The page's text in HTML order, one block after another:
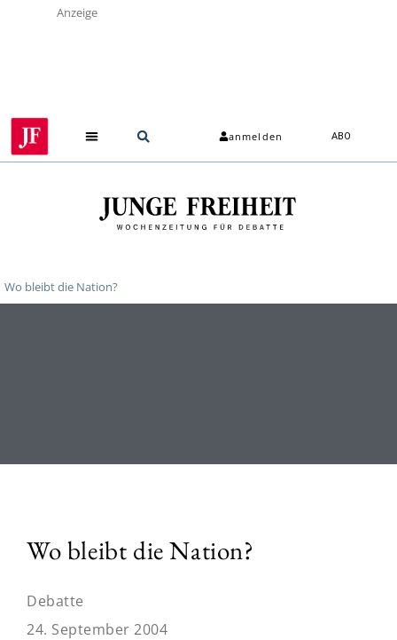
Anzeige
anmelden ABO
Wo bleibt die Nation?
Wo bleibt die Nation?
Debatte
24. September 2004